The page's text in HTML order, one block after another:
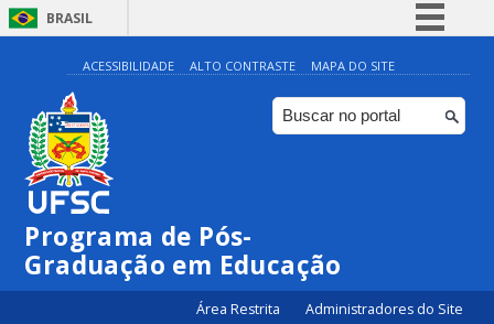
BRASIL
Simplifique!
Comunica BR
Participe
ACESSIBILIDADE ALTO CONTRASTE MAPA DO SITE
Programa de Pós-
Graduação em Educação
Área Restrita Administradores do Site